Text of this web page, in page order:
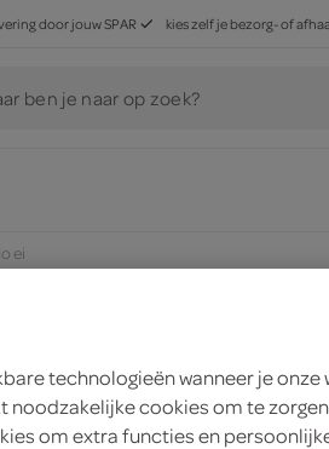
door jouw SPAR kies zelf je bezorg- of
ben je naar op zoek?
ei
zoek winkel
technologieën wanneer je onze
noodzakelijke cookies om te
om extra functies en